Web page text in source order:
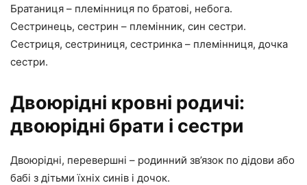
Братаниця – племінниця по братові, небога.
Сестринець, сестрин – племінник, син сестри.
Сестриця, сестриниця, сестринка – племінниця, дочка
сестри.
Двоюрідні кровні родичі:
двоюрідні брати і сестри
Двоюрідні, перевершні – родинний зв’язок по дідови або
бабі з дітьми їхніх синів і дочок.